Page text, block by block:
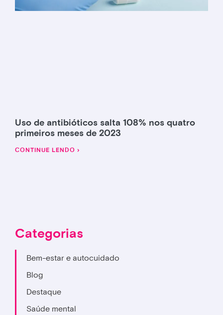
Uso de antibióticos salta 108% nos quatro
primeiros meses de 2023
CONTINUE LENDO ›
Categorias
Bem-estar e autocuidado
Blog
Destaque
Saúde mental